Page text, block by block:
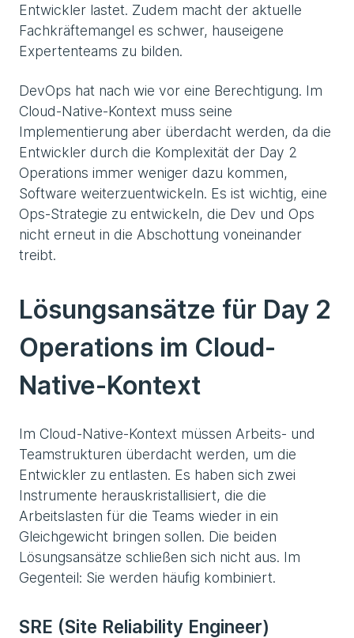
Entwickler lastet. Zudem macht der aktuelle
Fachkräftemangel es schwer, hauseigene
Expertenteams zu bilden.
DevOps hat nach wie vor eine Berechtigung. Im
Cloud-Native-Kontext muss seine
Implementierung aber überdacht werden, da die
Entwickler durch die Komplexität der Day 2
Operations immer weniger dazu kommen,
Software weiterzuentwickeln. Es ist wichtig, eine
Ops-Strategie zu entwickeln, die Dev und Ops
nicht erneut in die Abschottung voneinander
treibt.
Lösungsansätze für Day 2
Operations im Cloud-
Native-Kontext
Im Cloud-Native-Kontext müssen Arbeits- und
Teamstrukturen überdacht werden, um die
Entwickler zu entlasten. Es haben sich zwei
Instrumente herauskristallisiert, die die
Arbeitslasten für die Teams wieder in ein
Gleichgewicht bringen sollen. Die beiden
Lösungsansätze schließen sich nicht aus. Im
Gegenteil: Sie werden häufig kombiniert.
SRE (Site Reliability Engineer)